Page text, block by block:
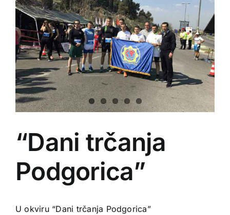
“Dani trčanja
Podgorica”
U okviru “Dani trčanja Podgorica”